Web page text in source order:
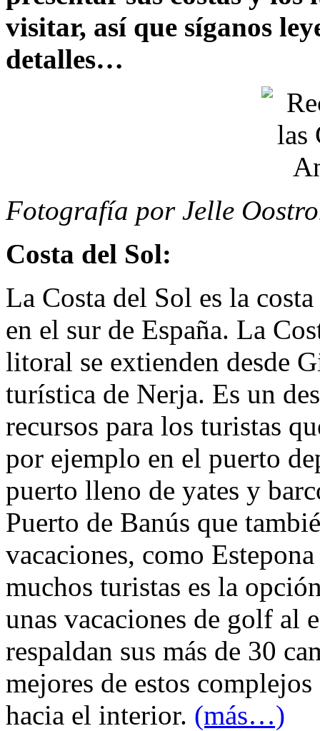
visitar, así que síganos
detalles…
Fotografía por Jelle
Costa del Sol:
La Costa del Sol es la
en el sur de España. La
litoral se extienden desde
turística de Nerja. Es un
recursos para los turistas
por ejemplo en el puerto
puerto lleno de yates y
Puerto de Banús que
vacaciones, como
muchos turistas es la
unas vacaciones de golf al
respaldan sus más de 30
mejores de estos
hacia el interior. (más…)